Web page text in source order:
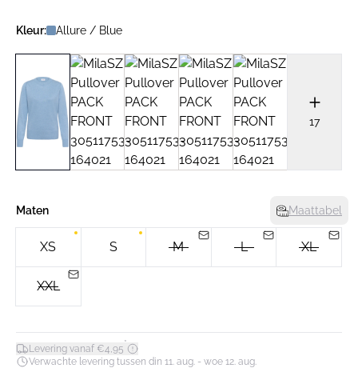
Kleur: Allure / Blue
17
Maten Maattabel
XS S M L XL
XXL
Levering vanaf €4,95*
Verwachte levering tussen din 11. aug. - woe 12. aug.